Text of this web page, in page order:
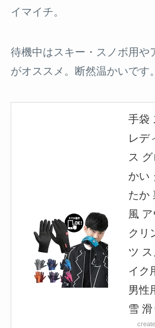
イマイチ。
待機中はスキー・スノボ用や
がオススメ。断然温かいです。
手袋
レデ
ス
かい
たか
風
クリ
ツ
イク
男性
雪